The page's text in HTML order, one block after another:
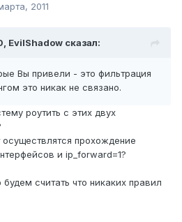
2011
EvilShadow сказал:
Вы привели - это фильтрация
это никак не связано.
роутить с этих двух
прохождение
и ip_forward=1?
считать что никаких правил